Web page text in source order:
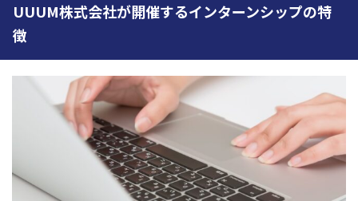
UUUM株式会社が開催するインターンシップの特
徴